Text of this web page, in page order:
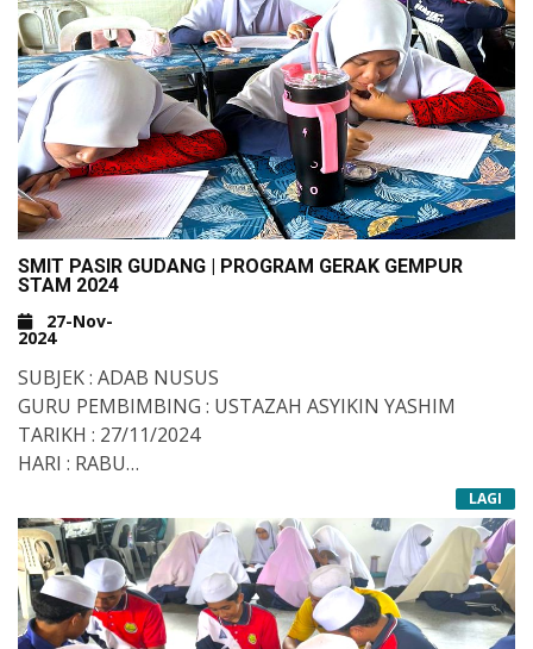
SMIT PASIR GUDANG | PROGRAM GERAK GEMPUR
STAM 2024
27-Nov-
2024
SUBJEK : ADAB NUSUS
GURU PEMBIMBING : USTAZAH ASYIKIN YASHIM
TARIKH : 27/11/2024
HARI : RABU
#TAHFIZMITT
#TAHFIZALQURAN
#DARULQURAN
LAGI